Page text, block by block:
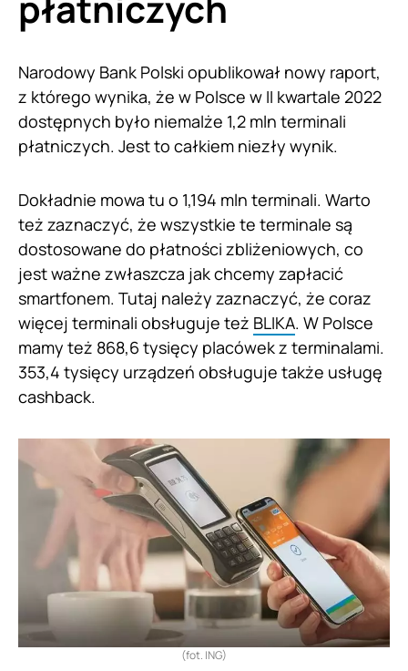
Narodowy Bank Polski opublikował nowy raport,
z którego wynika, że w Polsce w II kwartale 2022
dostępnych było niemalże 1,2 mln terminali
płatniczych. Jest to całkiem niezły wynik.
Dokładnie mowa tu o 1,194 mln terminali. Warto
też zaznaczyć, że wszystkie te terminale są
dostosowane do płatności zbliżeniowych, co
jest ważne zwłaszcza jak chcemy zapłacić
smartfonem. Tutaj należy zaznaczyć, że coraz
więcej terminali obsługuje też BLIKA. W Polsce
mamy też 868,6 tysięcy placówek z terminalami.
353,4 tysięcy urządzeń obsługuje także usługę
cashback.
(fot. ING)